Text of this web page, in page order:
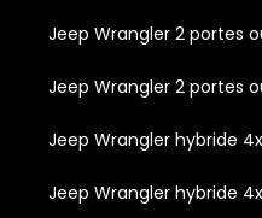
Jeep Wrangler 2 portes
Jeep Wrangler 2 portes
Jeep Wrangler hybride
Jeep Wrangler hybride